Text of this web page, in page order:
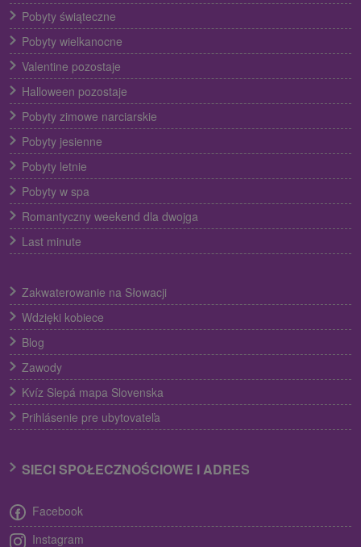
Pobyty świąteczne
Pobyty wielkanocne
Valentine pozostaje
Halloween pozostaje
Pobyty zimowe narciarskie
Pobyty jesienne
Pobyty letnie
Pobyty w spa
Romantyczny weekend dla dwojga
Last minute
Zakwaterowanie na Słowacji
Wdzięki kobiece
Blog
Zawody
Kvíz Slepá mapa Slovenska
Prihlásenie pre ubytovateľa
SIECI SPOŁECZNOŚCIOWE I ADRES
Facebook
Instagram